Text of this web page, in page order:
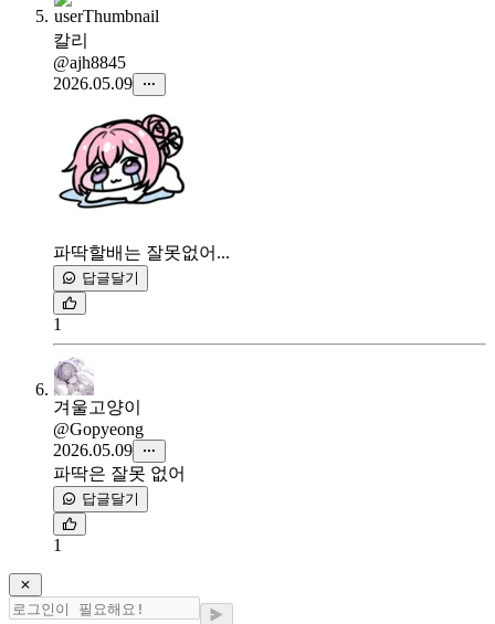
칼리
@ajh8845
2026.05.09
파딱할배는 잘못없어...
답글달기
1
겨울고양이
@Gopyeong
2026.05.09
파딱은 잘못 없어
답글달기
1